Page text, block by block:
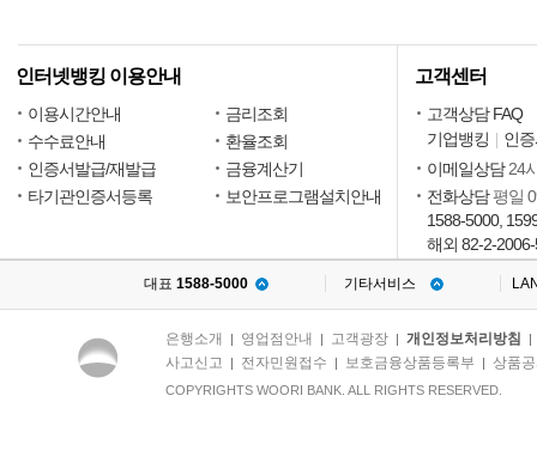
인터넷뱅킹 이용안내
이용시간안내
금리조회
수수료안내
환율조회
인증서발급/재발급
금융계산기
타기관인증서등록
보안프로그램설치안내
고객센터
고객상담 FAQ
기업뱅킹
인
이메일상담 24
전화상담평일
1588-5000,
해외 82-2-
대표 1588-5000 기타서비스
은행소개 | 영업점안내 | 고객광장| 개인정보처리방침
사고신고 | 전자민원접수 | 보호금융상품등록부 | 상품
COPYRIGHTS WOORI BANK. ALL RIGHTS RESERVED.